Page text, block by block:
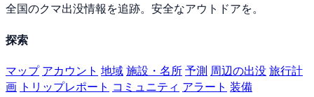
全国のクマ出没情報を追跡。安全なアウトドアを。
探索
マップ アカウント 地域施設・名所予測 周辺の出没旅行計
画 トリップレポート コミュニティ アラート 装備